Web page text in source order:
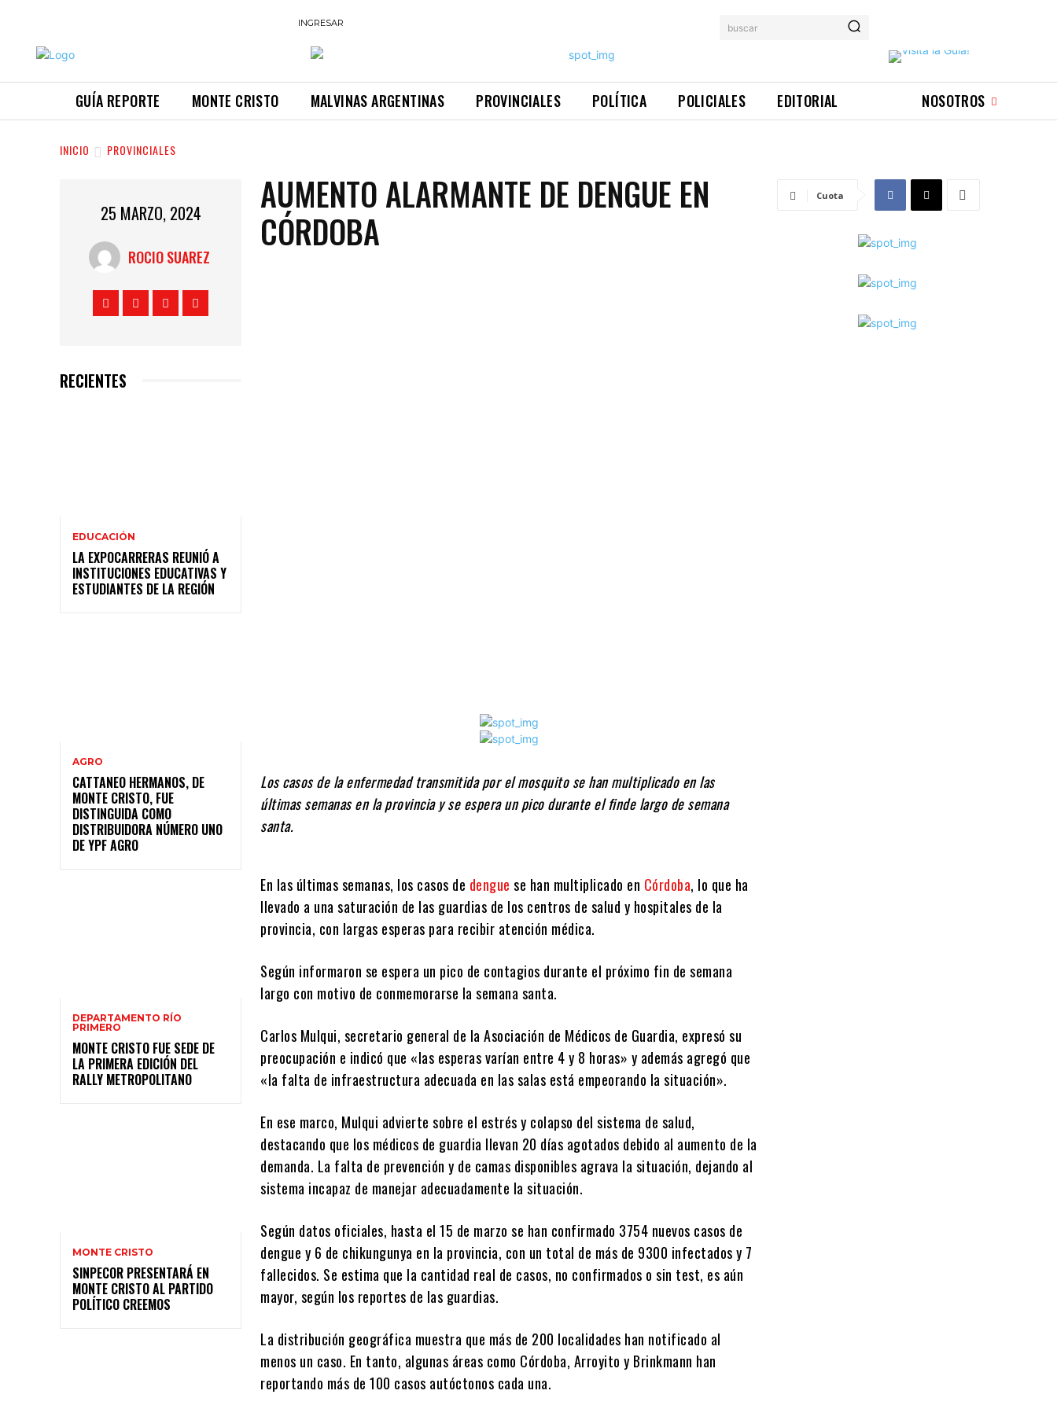
INGRESAR buscar
GUÍA REPORTE MONTE CRISTO MALVINAS ARGENTINAS PROVINCIALES POLÍTICA POLICIALES EDITORIAL NOSOTROS
INICIO PROVINCIALES
25 MARZO, 2024
ROCIO SUAREZ
RECIENTES
EDUCACIÓN
LA EXPOCARRERAS REUNIÓ A
INSTITUCIONES EDUCATIVAS Y
ESTUDIANTES DE LA REGIÓN
AGRO
CATTANEO HERMANOS, DE
MONTE CRISTO, FUE
DISTINGUIDA COMO
DISTRIBUIDORA NÚMERO UNO
DE YPF AGRO
DEPARTAMENTO RÍO
PRIMERO
MONTE CRISTO FUE SEDE DE
LA PRIMERA EDICIÓN DEL
RALLY METROPOLITANO
MONTE CRISTO
SINPECOR PRESENTARÁ EN
MONTE CRISTO AL PARTIDO
POLÍTICO CREEMOS
AUMENTO ALARMANTE DE DENGUE EN
CÓRDOBA
Los casos de la enfermedad transmitida por el mosquito se han multiplicado en las
últimas semanas en la provincia y se espera un pico durante el finde largo de semana
santa.
En las últimas semanas, los casos de dengue se han multiplicado en Córdoba, lo que ha
llevado a una saturación de las guardias de los centros de salud y hospitales de la
provincia, con largas esperas para recibir atención médica.
Según informaron se espera un pico de contagios durante el próximo fin de semana
largo con motivo de conmemorarse la semana santa.
Carlos Mulqui, secretario general de la Asociación de Médicos de Guardia, expresó su
preocupación e indicó que «las esperas varían entre 4 y 8 horas» y además agregó que
«la falta de infraestructura adecuada en las salas está empeorando la situación».
En ese marco, Mulqui advierte sobre el estrés y colapso del sistema de salud,
destacando que los médicos de guardia llevan 20 días agotados debido al aumento de la
demanda. La falta de prevención y de camas disponibles agrava la situación, dejando al
sistema incapaz de manejar adecuadamente la situación.
Según datos oficiales, hasta el 15 de marzo se han confirmado 3754 nuevos casos de
dengue y 6 de chikungunya en la provincia, con un total de más de 9300 infectados y 7
fallecidos. Se estima que la cantidad real de casos, no confirmados o sin test, es aún
mayor, según los reportes de las guardias.
La distribución geográfica muestra que más de 200 localidades han notificado al
menos un caso. En tanto, algunas áreas como Córdoba, Arroyito y Brinkmann han
reportando más de 100 casos autóctonos cada una.
Cuota